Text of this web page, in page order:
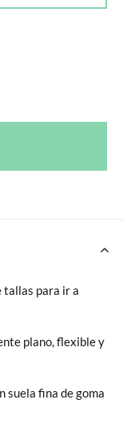
tallas para ir a
plano, flexible y
suela fina de goma